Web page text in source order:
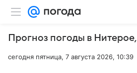
Прогноз погоды в Нитерое,
сегодня пятница, 7 августа 2026, 10:39